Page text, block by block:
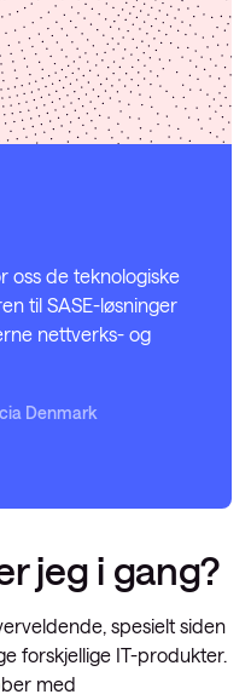
oss de teknologiske
til SASE-løsninger
nettverks- og
Denmark
jeg i gang?
spesielt siden
forskjellige IT-produkter.
med